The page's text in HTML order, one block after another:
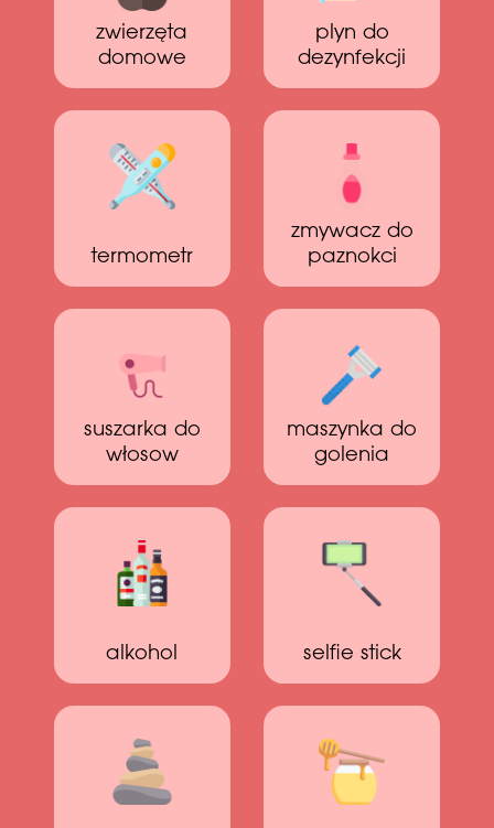
zwierzęta
domowe
plyn do
dezynfekcji
termometr
zmywacz do
paznokci
suszarka do
włosow
maszynka do
golenia
alkohol selfie stick